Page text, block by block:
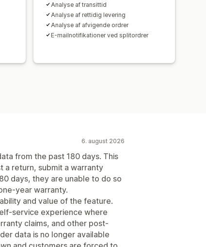
Analyse af transittid
Analyse af rettidig levering
Analyse af afvigende ordrer
E-mailnotifikationer ved splitordrer
6. august 2026
from the past 180 days. This
a return, submit a warranty
days, they are unable to do so
year warranty.
and value of the feature.
service experience where
claims, and other post-
data is no longer available